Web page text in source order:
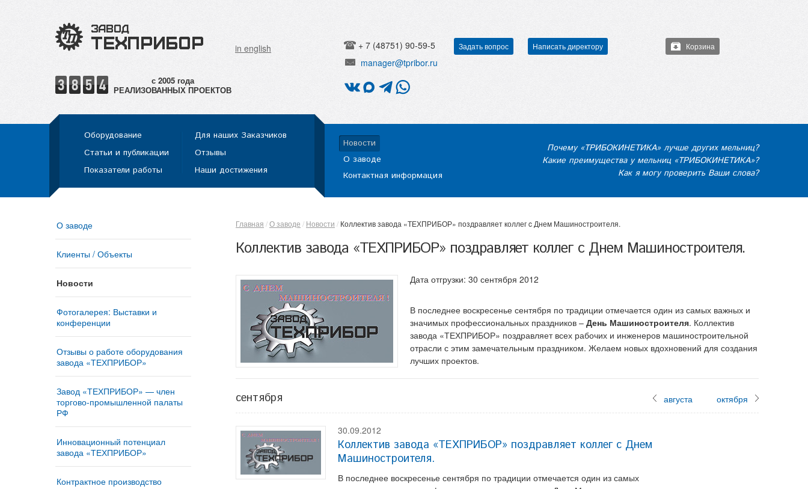
in english + 7 (48751) 90-59-5 Задать вопрос Написать директору
manager@tpribor.ru
Корзина
РЕАЛИЗОВАННЫХ ПРОЕКТОВ
Оборудование
Статьи и публикации
Показатели работы
Для наших Заказчиков
Отзывы
Наши достижения
Новости
О заводе
Контактная информация
Почему «ТРИБОКИНЕТИКА» лучше других мельниц?
Какие преимущества у мельниц «ТРИБОКИНЕТИКА»?
Как я могу проверить Ваши слова?
О заводе
Клиенты / Объекты
Новости
Фотогалерея: Выставки и
конференции
Отзывы о работе оборудования
завода «ТЕХПРИБОР»
Завод «ТЕХПРИБОР» — член
торгово-промышленной палаты
РФ
Инновационный потенциал
завода «ТЕХПРИБОР»
Контрактное производство
Главная О заводе Новости Коллектив завода «ТЕХПРИБОР» поздравляет коллег c Днем Машиностроителя.
Коллектив завода «ТЕХПРИБОР» поздравляет коллег c Днем Машиностроителя.
Дата отгрузки: 30 сентября 2012
В последнее воскресенье сентября по традиции отмечается один из самых важных и
значимых профессиональных праздников – День Машиностроителя. Коллектив
завода «ТЕХПРИБОР» поздравляет всех рабочих и инженеров машиностроительной
отрасли с этим замечательным праздником. Желаем новых вдохновений для создания
лучших проектов.
августа октября
сентября
30.09.2012
Коллектив завода «ТЕХПРИБОР» поздравляет коллег c Днем
Машиностроителя.
В последнее воскресенье сентября по традиции отмечается один из самых